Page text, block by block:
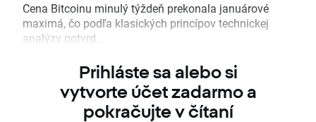
Cena Bitcoinu minulý týždeň prekonala januárové
maximá, čo podľa klasických princípov technickej
analýzy potvrd...
Prihláste sa alebo si
vytvorte účet zadarmo a
pokračujte v čítaní